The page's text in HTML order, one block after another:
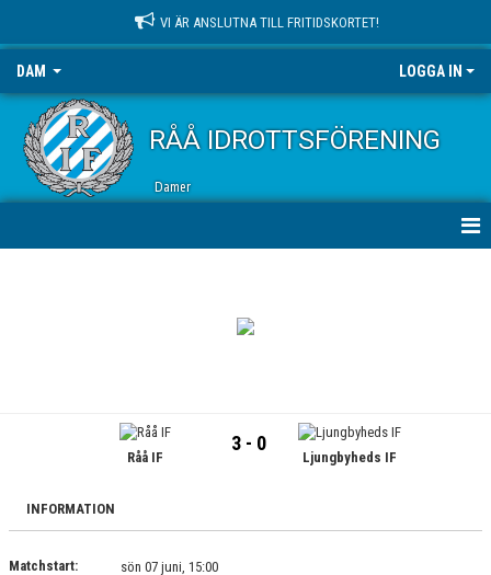
VI ÄR ANSLUTNA TILL FRITIDSKORTET!
DAM LOGGA IN
RÅÅ IDROTTSFÖRENING
Damer
BILDGALLERI
Råå IF
3 - 0
Ljungbyheds IF
INFORMATION
Matchstart:
sön 07 juni, 15:00